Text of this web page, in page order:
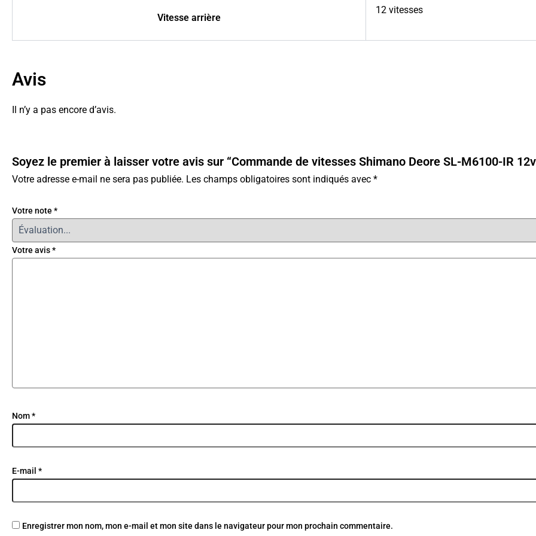
Vitesse arrière
12 vitesses
Avis
Il n’y a pas encore d’avis.
Soyez le premier à laisser votre avis sur “Commande de vitesses Shimano Deore SL-M6100-IR
Votre adresse e-mail ne sera pas publiée. Les champs obligatoires sont indiqués avec *
Votre note *
Votre avis*
Nom*
E-mail *
Enregistrer mon nom, mon e-mail et mon site dans le navigateur pour mon prochain commentaire.